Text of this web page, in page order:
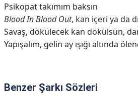
Psikopat takımım baksın
Blood In Blood Out, kan içeri ya da
Savaş, dökülecek kan dökülsün,
Yapışalım, gelin ay ışığı altında
Benzer Şarkı Sözleri